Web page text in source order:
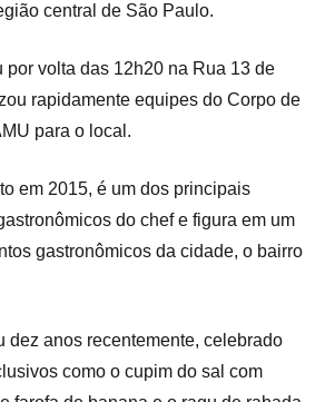
central de São Paulo.
por volta das 12h20 na Rua 13 de
rapidamente equipes do Corpo de
para o local.
em 2015, é um dos principais
do chef e figura em um
gastronômicos da cidade, o bairro
dez anos recentemente, celebrado
como o cupim do sal com